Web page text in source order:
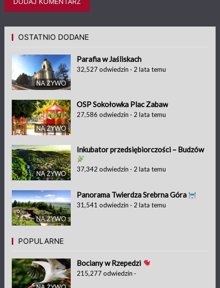
OSTATNIO DODANE
NA ŻYWO
Parafia w Jaśliskach
32,527odwiedzin · 2 lata temu
NA ŻYWO
OSP Sokołowka Plac Zabaw
27,586 odwiedzin · 2 lata temu
NA ŻYWO
Inkubator przedsiębiorczości – Budzów
37,342 odwiedzin · 2 lata temu
NA ŻYWO
Panorama Twierdza Srebrna Góra
31,541 odwiedzin · 2 lata temu
POPULARNE
Bociany w Rzepedzi
215,277odwiedzin ·